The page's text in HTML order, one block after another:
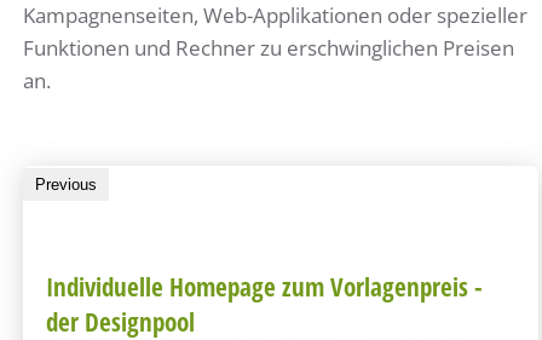
Kampagnenseiten, Web-Applikationen oder spezieller
Funktionen und Rechner zu erschwinglichen Preisen
an.
Previous
Individuelle Homepage zum Vorlagenpreis -
der Designpool